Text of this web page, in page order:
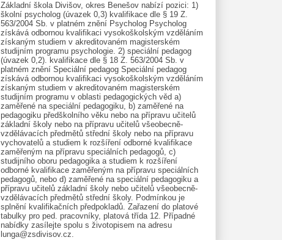
Základní škola Divišov, okres Benešov nabízí pozici: 1)
školní psycholog (úvazek 0,3) kvalifikace dle § 19 Z.
563/2004 Sb. v platném znění Psycholog Psycholog
získává odbornou kvalifikaci vysokoškolským vzděláním
získaným studiem v akreditovaném magisterském
studijním programu psychologie. 2) speciální pedagog
(úvazek 0,2). kvalifikace dle § 18 Z. 563/2004 Sb. v
platném znění Speciální pedagog Speciální pedagog
získává odbornou kvalifikaci vysokoškolským vzděláním
získaným studiem v akreditovaném magisterském
studijním programu v oblasti pedagogických věd a)
zaměřené na speciální pedagogiku, b) zaměřené na
pedagogiku předškolního věku nebo na přípravu učitelů
základní školy nebo na přípravu učitelů všeobecně-
vzdělávacích předmětů střední školy nebo na přípravu
vychovatelů a studiem k rozšíření odborné kvalifikace
zaměřeným na přípravu speciálních pedagogů, c)
studijního oboru pedagogika a studiem k rozšíření
odborné kvalifikace zaměřeným na přípravu speciálních
pedagogů, nebo d) zaměřené na speciální pedagogiku a
přípravu učitelů základní školy nebo učitelů všeobecně-
vzdělávacích předmětů střední školy. Podmínkou je
splnění kvalifikačních předpokladů. Zařazení do platové
tabulky pro ped. pracovníky, platová třída 12. Případné
nabídky zasílejte spolu s životopisem na adresu
lunga@zsdivisov.cz.